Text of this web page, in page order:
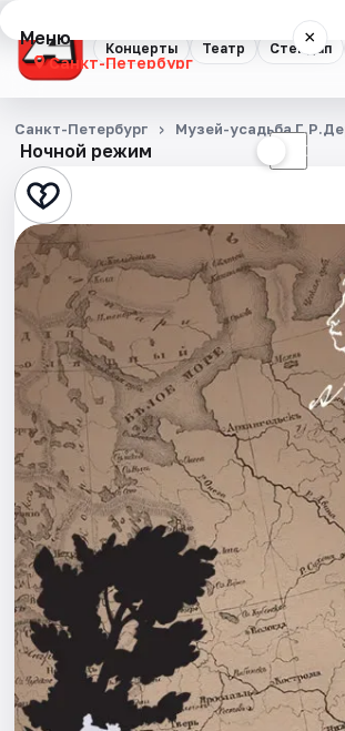
Концерты Театр Стендап
Меню ×
Санкт-Петербург
Концерты
Театр
Стендап
Выставки
Квесты
Экскурсии
Спорт
События
Города
Площадки
Артисты
Рейтинги
Ночной режим ☾
Санкт-Петербург Музей-усадьба